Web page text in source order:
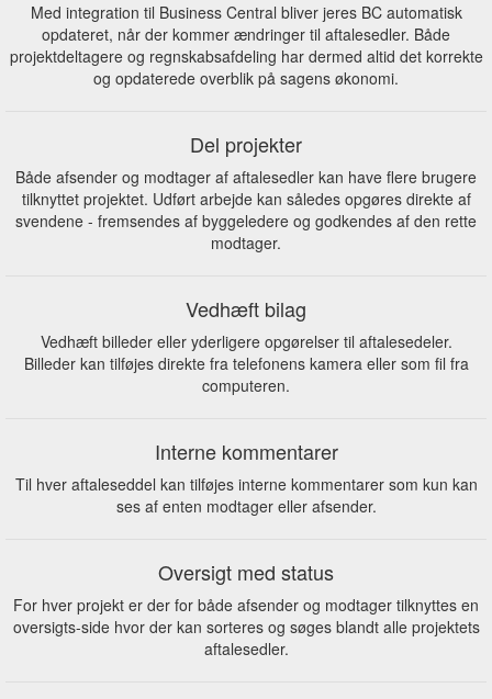
Med integration til Business Central bliver jeres BC automatisk
opdateret, når der kommer ændringer til aftalesedler. Både
projektdeltagere og regnskabsafdeling har dermed altid det korrekte
og opdaterede overblik på sagens økonomi.
Del projekter
Både afsender og modtager af aftalesedler kan have flere brugere
tilknyttet projektet. Udført arbejde kan således opgøres direkte af
svendene - fremsendes af byggeledere og godkendes af den rette
modtager.
Vedhæft bilag
Vedhæft billeder eller yderligere opgørelser til aftalesedeler.
Billeder kan tilføjes direkte fra telefonens kamera eller som fil fra
computeren.
Interne kommentarer
Til hver aftaleseddel kan tilføjes interne kommentarer som kun kan
ses af enten modtager eller afsender.
Oversigt med status
For hver projekt er der for både afsender og modtager tilknyttes en
oversigts-side hvor der kan sorteres og søges blandt alle projektets
aftalesedler.